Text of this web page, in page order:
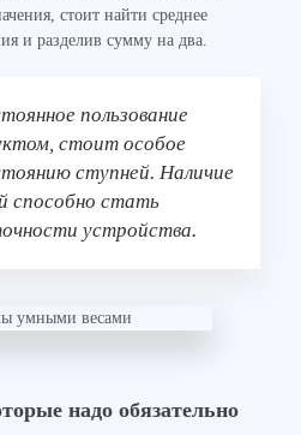
стоит найти среднее
и разделив сумму на два.
пользование
стоит особое
ступней. Наличие
способно стать
устройства.
надо обязательно